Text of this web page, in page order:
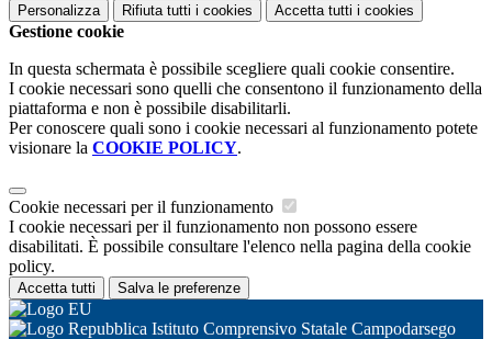
Personalizza Rifiuta tutti i cookies Accetta tutti i cookies
Gestione cookie
In questa schermata è possibile scegliere quali cookie consentire.
I cookie necessari sono quelli che consentono il funzionamento della
piattaforma e non è possibile disabilitarli.
Per conoscere quali sono i cookie necessari al funzionamento potete
visionare la COOKIE POLICY.
Cookie necessari per il funzionamento
I cookie necessari per il funzionamento non possono essere
disabilitati. È possibile consultare l'elenco nella pagina della cookie
policy.
Accetta tutti Salva le preferenze
Istituto Comprensivo Statale Campodarsego